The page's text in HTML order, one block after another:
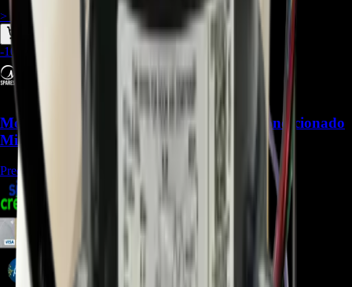
> ver_> desbloquear oferta_
-10
Motor fan 11002012005429 para Aire Acondicionado
Midea (outdoor) - REP-1609
Precio Regular: 296.250
$278.490
$